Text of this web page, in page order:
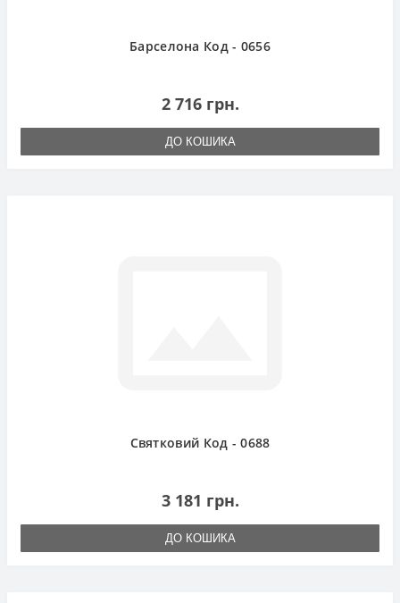
Барселона Код - 0656
2 716 грн.
ДО КОШИКА
Святковий Код - 0688
3 181 грн.
ДО КОШИКА